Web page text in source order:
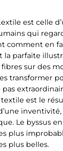
est celle
qui
comment en
la parfaite
sur des
transformer
pas
est le
Le byssus
plus
plus belles.